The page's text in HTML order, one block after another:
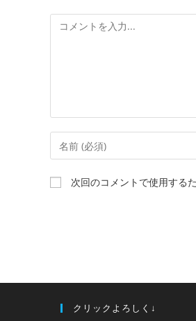
次回のコメントで使用する
クリックよろしく↓